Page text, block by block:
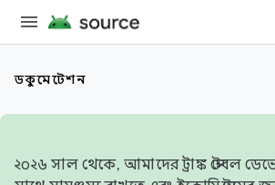
ডকুমেন্টেশন
২০২৬ সাল থেকে, আমাদের ট্রাঙ্ক স্টেবল